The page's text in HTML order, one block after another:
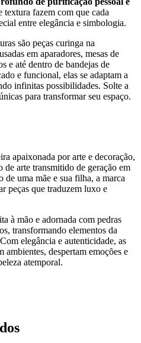
textura fazem com que cada
entre elegância e simbologia.
são peças curinga na
em aparadores, mesas de
e até dentro de bandejas de
e funcional, elas se adaptam a
infinitas possibilidades. Solte a
para transformar seu espaço.
apaixonada por arte e decoração,
arte transmitido de geração em
de uma mãe e sua filha, a marca
peças que traduzem luxo e
à mão e adornada com pedras
transformando elementos da
elegância e autenticidade, as
despertam emoções e
atemporal.